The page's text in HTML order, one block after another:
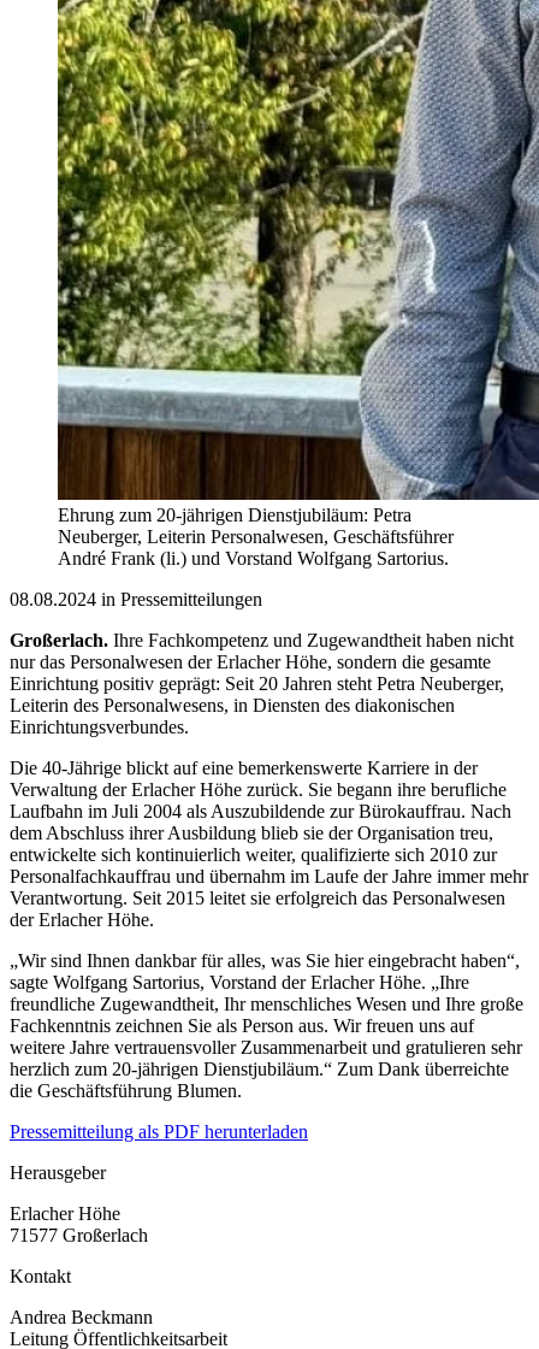
Ehrung zum 20-jährigen Dienstjubiläum: Petra
Neuberger, Leiterin Personalwesen, Geschäftsführer
André Frank (li.) und Vorstand Wolfgang Sartorius.
08.08.2024 in Pressemitteilungen
Großerlach. Ihre Fachkompetenz und Zugewandtheit haben nicht
nur das Personalwesen der Erlacher Höhe, sondern die gesamte
Einrichtung positiv geprägt: Seit 20 Jahren steht Petra Neuberger,
Leiterin des Personalwesens, in Diensten des diakonischen
Einrichtungsverbundes.
Die 40-Jährige blickt auf eine bemerkenswerte Karriere in der
Verwaltung der Erlacher Höhe zurück. Sie begann ihre berufliche
Laufbahn im Juli 2004 als Auszubildende zur Bürokauffrau. Nach
dem Abschluss ihrer Ausbildung blieb sie der Organisation treu,
entwickelte sich kontinuierlich weiter, qualifizierte sich 2010 zur
Personalfachkauffrau und übernahm im Laufe der Jahre immer mehr
Verantwortung. Seit 2015 leitet sie erfolgreich das Personalwesen
der Erlacher Höhe.
„Wir sind Ihnen dankbar für alles, was Sie hier eingebracht haben“,
sagte Wolfgang Sartorius, Vorstand der Erlacher Höhe. „Ihre
freundliche Zugewandtheit, Ihr menschliches Wesen und Ihre große
Fachkenntnis zeichnen Sie als Person aus. Wir freuen uns auf
weitere Jahre vertrauensvoller Zusammenarbeit und gratulieren sehr
herzlich zum 20-jährigen Dienstjubiläum.“ Zum Dank überreichte
die Geschäftsführung Blumen.
Pressemitteilung als PDF herunterladen
Herausgeber
Erlacher Höhe
71577 Großerlach
Kontakt
Andrea Beckmann
Leitung Öffentlichkeitsarbeit